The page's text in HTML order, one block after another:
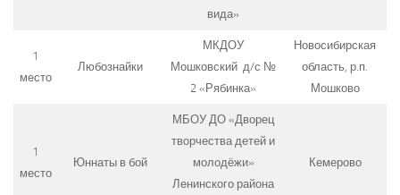
вида»
1
место
Любознайки
МКДОУ
Мошковский д/с №
2 «Рябинка»
Новосибирская
область, р.п.
Мошково
1
место
Юннаты в бой
МБОУ ДО «Дворец
творчества детей и
молодёжи»
Ленинского района
Кемерово